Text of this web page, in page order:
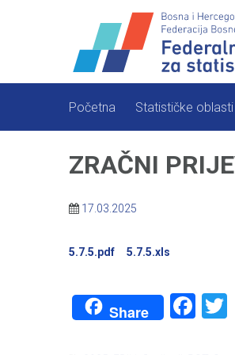
Početna Statističke oblasti
ZRAČNI
17.03.2025
5.7.5.pdf 5.7.5.xls
Share